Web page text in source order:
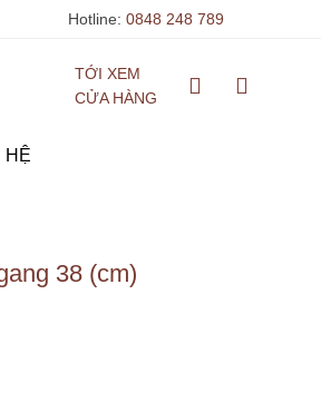
Hotline: 0848 248 789
TỚI XEM
CỬA HÀNG
HỆ
38 (cm)